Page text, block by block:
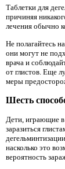
Таблетки для
причиняя
лечения обычно
Не полагайтесь
они могут не
врача и
от глистов. Еще
меры
Шесть
Дети, играющие в
заразиться
насколько это
вероятность